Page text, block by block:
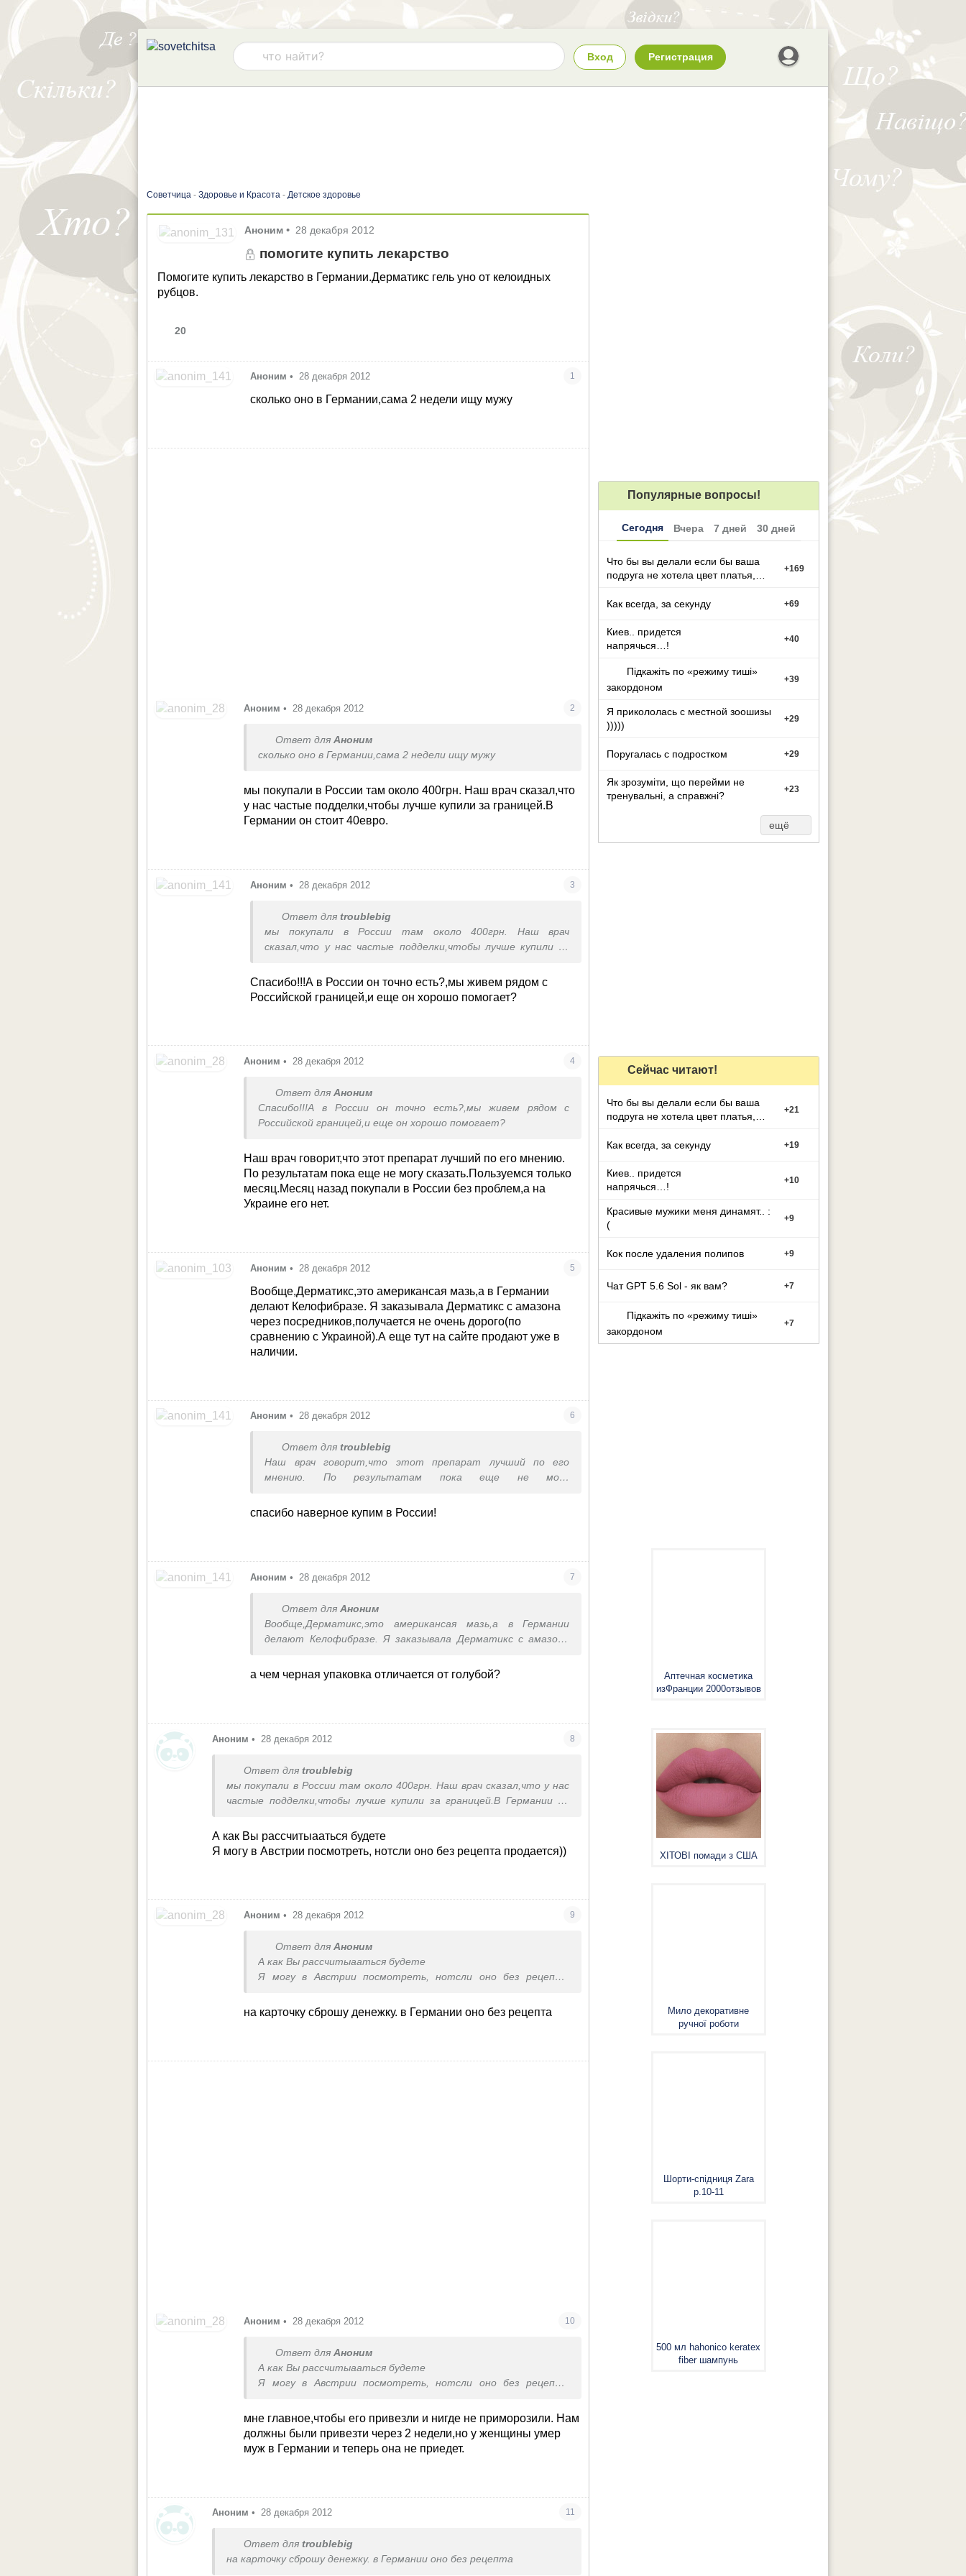
Вход Регистрация
Советчица - Здоровье и Красота - Детское здоровье
Аноним • 28 декабря 2012
помогите купить лекарство
Помогите купить лекарство в Германии.Дерматикс гель уно от келоидных
рубцов.
20
Аноним • 28 декабря 2012 1
сколько оно в Германии,сама 2 недели ищу мужу
Аноним • 28 декабря 2012 2
Ответ для Аноним
сколько оно в Германии,сама 2 недели ищу мужу
мы покупали в России там около 400грн. Наш врач сказал,что
у нас частые подделки,чтобы лучше купили за границей.В
Германии он стоит 40евро.
Аноним • 28 декабря 2012 3
Ответ для troublebig
мы покупали в России там около 400грн. Наш врач
сказал,что у нас частые подделки,чтобы лучше купили за
Спасибо!!!А в России он точно есть?,мы живем рядом с
Российской границей,и еще он хорошо помогает?
Аноним • 28 декабря 2012 4
Ответ для Аноним
Спасибо!!!А в России он точно есть?,мы живем рядом с
Российской границей,и еще он хорошо помогает?
Наш врач говорит,что этот препарат лучший по его мнению.
По результатам пока еще не могу сказать.Пользуемся только
месяц.Месяц назад покупали в России без проблем,а на
Украине его нет.
Аноним • 28 декабря 2012 5
Вообще,Дерматикс,это американсая мазь,а в Германии
делают Келофибразе. Я заказывала Дерматикс с амазона
через посредников,получается не очень дорого(по
сравнению с Украиной).А еще тут на сайте продают уже в
наличии.
Аноним • 28 декабря 2012 6
Ответ для troublebig
Наш врач говорит,что этот препарат лучший по его
мнению. По результатам пока еще не могу
России без проблем,а на Украине его нет.
спасибо наверное купим в России!
Аноним • 28 декабря 2012 7
Ответ для Аноним
Вообще,Дерматикс,это американсая мазь,а в Германии
делают Келофибразе. Я заказывала Дерматикс с амазона
с Украиной).А еще тут на сайте продают уже в наличии.
а чем черная упаковка отличается от голубой?
Аноним • 28 декабря 2012 8
Ответ для troublebig
мы покупали в России там около 400грн. Наш врач сказал,что у нас
частые подделки,чтобы лучше купили за границей.В Германии он
А как Вы рассчитыааться будете
Я могу в Австрии посмотреть, нотсли оно без рецепта продается))
Аноним • 28 декабря 2012 9
Ответ для Аноним
А как Вы рассчитыааться будете
Я могу в Австрии посмотреть, нотсли оно без рецепта
на карточку сброшу денежку. в Германии оно без рецепта
Аноним • 28 декабря 2012 10
Ответ для Аноним
А как Вы рассчитыааться будете
Я могу в Австрии посмотреть, нотсли оно без рецепта
мне главное,чтобы его привезли и нигде не приморозили. Нам
должны были привезти через 2 недели,но у женщины умер
муж в Германии и теперь она не приедет.
Аноним • 28 декабря 2012 11
Ответ для troublebig
на карточку сброшу денежку. в Германии оно без рецепта
Популярные вопросы!
Сегодня Вчера 7 дней 30 дней
Что бы вы делали если бы ваша
подруга не хотела цвет платья,
+169
Как всегда, за секунду +69
Киев.. придется
напрячься…!
+40
Підкажіть по «режиму тиші»
закордоном
+39
Я прикололась с местной зоошизы
)))))
+29
Поругалась с подростком +29
Як зрозуміти, що перейми не
тренувальні, а справжні?
+23
ещё
Сейчас читают!
Что бы вы делали если бы ваша
подруга не хотела цвет платья,
+21
Как всегда, за секунду +19
Киев.. придется
напрячься…!
+10
Красивые мужики меня динамят.. :
(
+9
Кок после удаления полипов +9
Чат GPT 5.6 Sol - як вам? +7
Підкажіть по «режиму тиші»
закордоном
+7
Аптечная косметика
изФранции 2000отзывов
ХІТОВІ помади з США
Мило декоративне
ручної роботи
Шорти-спідниця Zara
р.10-11
500 мл hahonico keratex
fiber шампунь